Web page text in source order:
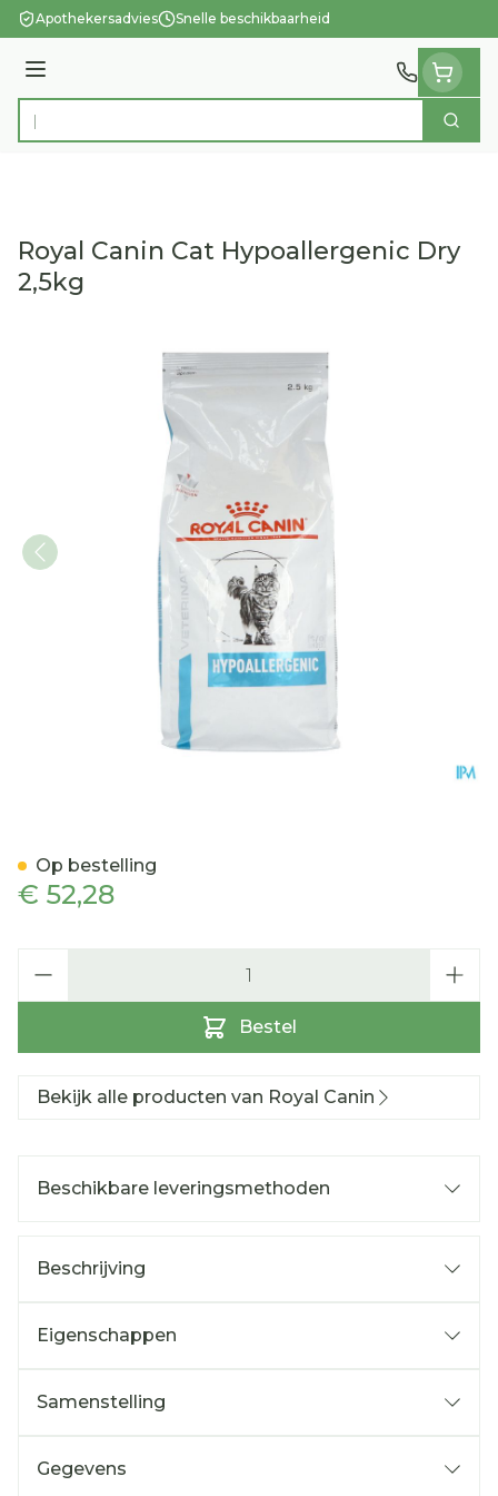
Ga naar de inhoud
Apothekersadvies Snelle beschikbaarheid
Menu
Product, merk, categorie... Zoek
Royal Canin Cat Hypoallergenic Dry
2,5kg
€ 52,28
Bestel
Op bestelling
Bekijk alle producten van Royal Canin
Beschikbare leveringsmethoden
Beschrijving
Eigenschappen
Samenstelling
Gegevens